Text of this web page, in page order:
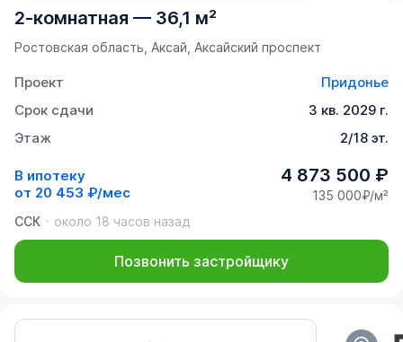
2-комнатная — 36,1 м²
Ростовская область, Аксай, Аксайский проспект
Проект
Придонье
Срок сдачи
3 кв. 2029 г.
Этаж
2/18 эт.
В ипотеку
от 20 453 ₽/мес
4 873 500 ₽
135 000₽/м²
ССК
около 18 часов назад
Позвонить застройщику